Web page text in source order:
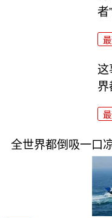
者
这
界
全世界都倒吸一口